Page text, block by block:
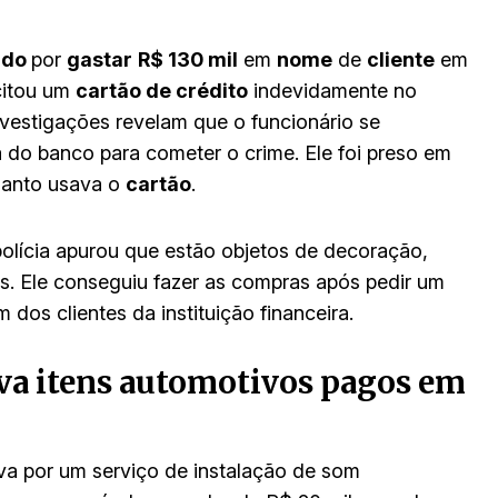
por gastar R$ 130 mil em nome de cliente em
um cartão de crédito indevidamente no
revelam que o funcionário se
banco para cometer o crime. Ele foi preso em
usava o cartão.
apurou que estão objetos de decoração,
Ele conseguiu fazer as compras após pedir um
dos clientes da instituição financeira.
itens automotivos pagos em
por um serviço de instalação de som